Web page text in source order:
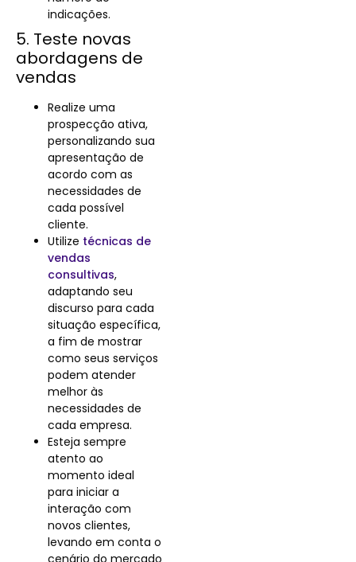
indicações.
5. Teste novas
abordagens de
vendas
Realize uma
prospecção ativa,
personalizando sua
apresentação de
acordo com as
necessidades de
cada possível
cliente.
Utilize técnicas de
vendas
consultivas,
adaptando seu
discurso para cada
situação específica,
a fim de mostrar
como seus serviços
podem atender
melhor às
necessidades de
cada empresa.
Esteja sempre
atento ao
momento ideal
para iniciar a
interação com
novos clientes,
levando em conta o